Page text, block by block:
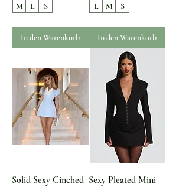
M L S
In den Warenkorb
L M S
In den Warenkorb
Solid Sexy Cinched Sexy Pleated Mini